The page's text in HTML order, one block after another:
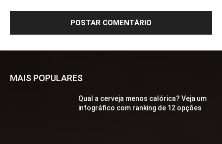
MAIS POPULARES
Qual a cerveja menos calórica? Veja um
infográfico com ranking de 12 opções